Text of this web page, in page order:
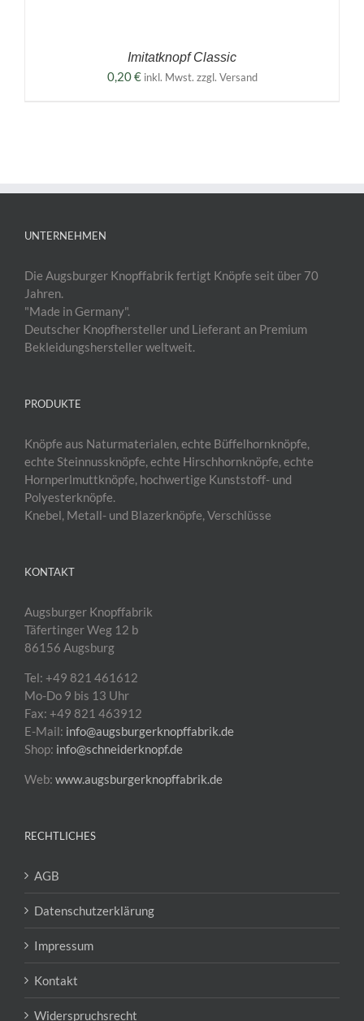
Imitatknopf Classic
0,20€ inkl. Mwst. zzgl. Versand
UNTERNEHMEN
Die Augsburger Knopffabrik fertigt Knöpfe seit über 70
Jahren.
"Made in Germany".
Deutscher Knopfhersteller und Lieferant an Premium
Bekleidungshersteller weltweit.
PRODUKTE
Knöpfe aus Naturmaterialen, echte Büffelhornknöpfe,
echte Steinnussknöpfe, echte Hirschhornknöpfe, echte
Hornperlmuttknöpfe, hochwertige Kunststoff- und
Polyesterknöpfe.
Knebel, Metall- und Blazerknöpfe, Verschlüsse
KONTAKT
Augsburger Knopffabrik
Täfertinger Weg 12 b
86156 Augsburg
Tel: +49 821 461612
Mo-Do 9 bis 13 Uhr
Fax: +49 821 463912
E-Mail: info@augsburgerknopffabrik.de
Shop: info@schneiderknopf.de
Web: www.augsburgerknopffabrik.de
RECHTLICHES
AGB
Datenschutzerklärung
Impressum
Kontakt
Widerspruchsrecht